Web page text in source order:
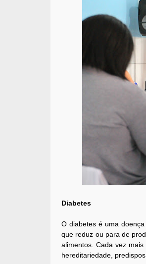
Diabetes
O diabetes é uma
que reduz ou para de
alimentos. Cada vez
hereditariedade,